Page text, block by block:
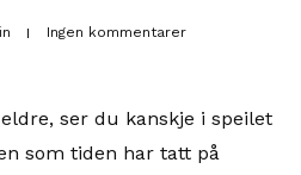
Ingen kommentarer
ser du kanskje i speilet
som tiden har tatt på